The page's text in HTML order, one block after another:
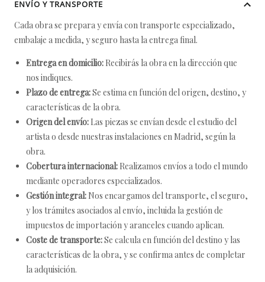
ENVÍO Y TRANSPORTE
Cada obra se prepara y envía con transporte especializado,
embalaje a medida, y seguro hasta la entrega final.
Entrega en domicilio: Recibirás la obra en la dirección que
nos indiques.
Plazo de entrega:Se estima en función del origen, destino, y
características de la obra.
Origen del envío: Las piezas se envían desde el estudio del
artista o desde nuestras instalaciones en Madrid, según la
obra.
Cobertura internacional: Realizamos envíos a todo el mundo
mediante operadores especializados.
Gestión integral: Nos encargamos del transporte, el seguro,
y los trámites asociados al envío, incluida la gestión de
impuestos de importación y aranceles cuando aplican.
Coste de transporte:Se calcula en función del destino y las
características de la obra, y se confirma antes de completar
la adquisición.